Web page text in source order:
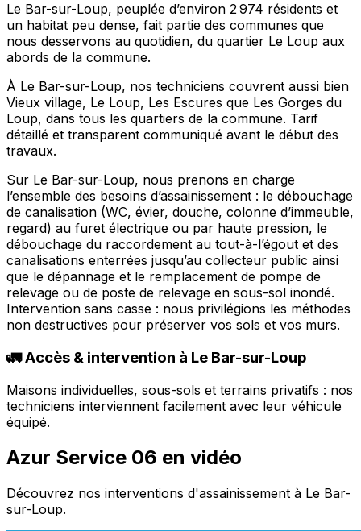
Le Bar-sur-Loup, peuplée d’environ 2 974 résidents et
un habitat peu dense, fait partie des communes que
nous desservons au quotidien, du quartier Le Loup aux
abords de la commune.
À Le Bar-sur-Loup, nos techniciens couvrent aussi bien
Vieux village, Le Loup, Les Escures que Les Gorges du
Loup, dans tous les quartiers de la commune. Tarif
détaillé et transparent communiqué avant le début des
travaux.
Sur Le Bar-sur-Loup, nous prenons en charge
l’ensemble des besoins d’assainissement : le débouchage
de canalisation (WC, évier, douche, colonne d’immeuble,
regard) au furet électrique ou par haute pression, le
débouchage du raccordement au tout-à-l’égout et des
canalisations enterrées jusqu’au collecteur public ainsi
que le dépannage et le remplacement de pompe de
relevage ou de poste de relevage en sous-sol inondé.
Intervention sans casse : nous privilégions les méthodes
non destructives pour préserver vos sols et vos murs.
🚛 Accès & intervention à Le Bar-sur-Loup
Maisons individuelles, sous-sols et terrains privatifs : nos
techniciens interviennent facilement avec leur véhicule
équipé.
Azur Service 06 en vidéo
Découvrez nos interventions d'assainissement à Le Bar-
sur-Loup.